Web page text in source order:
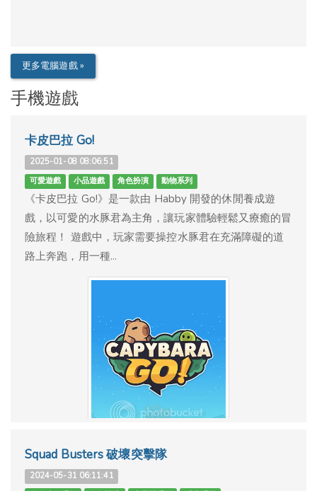
更多電腦遊戲 »
手機遊戲
卡皮巴拉 Go!
2025-01-08 08:06:51
可愛遊戲
小品遊戲 角色扮演 動物系列
《卡皮巴拉 Go!》是一款由 Habby 開發的休閒養成遊
戲，以可愛的水豚君為主角，讓玩家體驗輕鬆又療癒的冒
險旅程！ 遊戲中，玩家需要操控水豚君在充滿障礙的道
路上奔跑，用一種...
Squad Busters 破壞突擊隊
2024-05-31 06:11:41